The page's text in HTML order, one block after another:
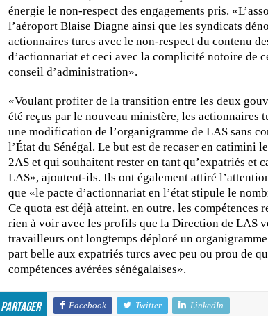
énergie le non-respect des engagements pris.
l’aéroport Blaise Diagne ainsi que les syndicats
actionnaires turcs avec le non-respect du contenu
d’actionnariat et ceci avec la complicité notoire de
conseil d’administration».
«Voulant profiter de la transition entre les deux
été reçus par le nouveau ministère, les actionnaires
une modification de l’organigramme de LAS sans
l’État du Sénégal. Le but est de recaser en catimini
2AS et qui souhaitent rester en tant qu’expatriés et
LAS», ajoutent-ils. Ils ont également attiré
que «le pacte d’actionnariat en l’état stipule le
Ce quota est déjà atteint, en outre, les compétences
rien à voir avec les profils que la Direction de LAS
travailleurs ont longtemps déploré un
part belle aux expatriés turcs avec peu ou prou de
compétences avérées sénégalaises».
Partager Facebook Twitter LinkedIn